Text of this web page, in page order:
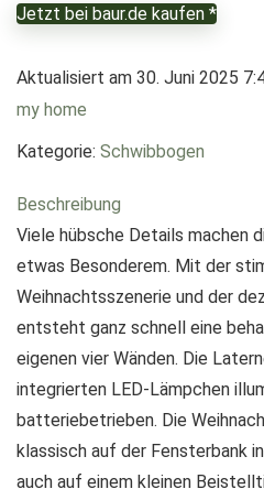
Jetzt bei baur.de kaufen *
Aktualisiert am 30. Juni 2025
my home
Kategorie: Schwibbogen
Beschreibung
Viele hübsche Details machen
etwas Besonderem. Mit der
Weihnachtsszenerie und der
entsteht ganz schnell eine
eigenen vier Wänden. Die
integrierten LED-Lämpchen
batteriebetrieben. Die
klassisch auf der Fensterbank
auch auf einem kleinen